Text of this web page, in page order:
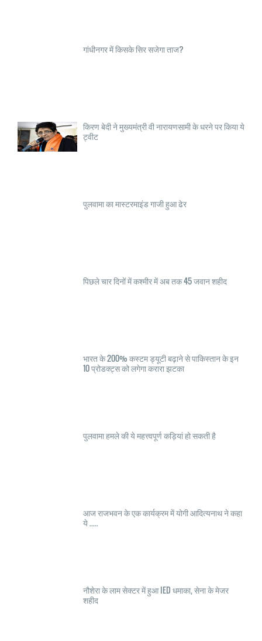
गांधीनगर में किसके सिर सजेगा ताज?
किरण बेदी ने मुख्यमंत्री वी नारायणसामी के धरने पर किया ये
ट्वीट
पुलवामा का मास्टरमाइंड गाजी हुआ ढेर
पिछले चार दिनों में कश्मीर में अब तक 45 जवान शहीद
भारत के 200% कस्टम ड्यूटी बढ़ाने से पाकिस्तान के इन
10 प्रोडक्ट्स को लगेगा करारा झटका
पुलवामा हमले की ये महत्त्वपूर्ण कड़ियां हो सकती है
आज राजभवन के एक कार्यक्रम में योगी आदित्यनाथ ने कहा
ये .....
नौशेरा के लाम सेक्टर में हुआ IED धमाका, सेना के मेजर
शहीद